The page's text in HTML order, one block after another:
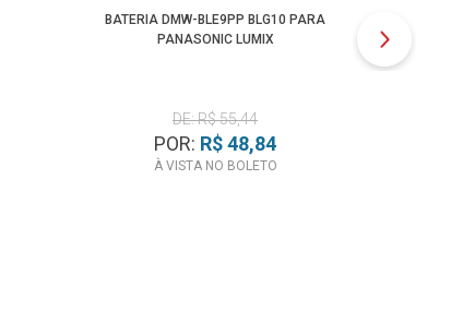
BATERIA DMW-BLE9PP BLG10 PARA
PANASONIC LUMIX
DE: R$ 55,44
POR: R$ 48,84
À VISTA NO BOLETO